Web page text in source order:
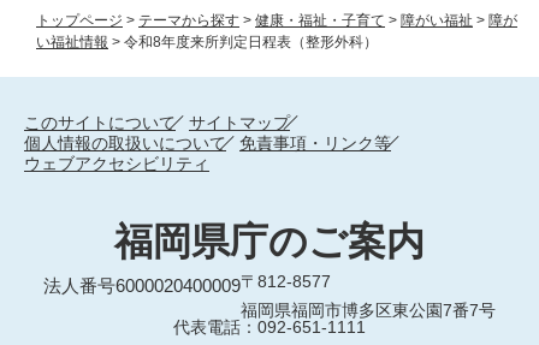
トップページ > テーマから探す > 健康・福祉・子育て > 障がい福祉 > 障が
い福祉情報 > 令和8年度来所判定日程表（整形外科）
このサイトについて
サイトマップ
個人情報の取扱いについて
免責事項・リンク等
ウェブアクセシビリティ
福岡県庁のご案内
法人番号6000020400009〒812-8577
福岡県福岡市博多区東公園7番7号
代表電話：092-651-1111